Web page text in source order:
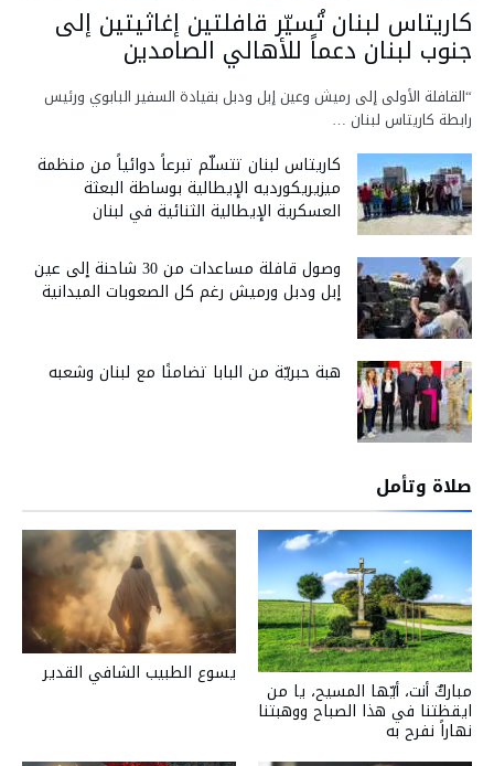
كاريتاس لبنان تُسيّر قافلتين إغاثيتين إلى
جنوب لبنان دعماً للأهالي الصامدين
“القافلة الأولى إلى رميش وعين إبل ودبل بقيادة السفير البابوي ورئيس
رابطة كاريتاس لبنان …
كاريتاس لبنان تتسلّم تبرعاً دوائياً من منظمة
ميزيريكورديه الإيطالية بوساطة البعثة
العسكرية الإيطالية الثنائية في لبنان
وصول قافلة مساعدات من 30 شاحنة إلى عين
إبل ودبل ورميش رغم كل الصعوبات الميدانية
هبة حبريّة من البابا تضامنًا مع لبنان وشعبه
صلاة وتأمل
يسوع الطبيب الشافي القدير
مباركٌ أنت، أيّها المسيح، يا من
ايقظتنا في هذا الصباح ووهبتنا
نهاراً نفرح به